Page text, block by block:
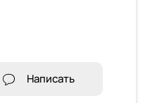
Написать